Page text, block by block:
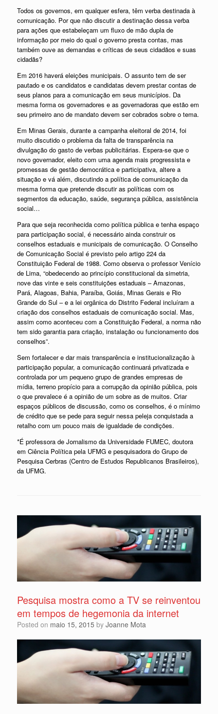
Todos os governos, em qualquer esfera, têm verba destinada à
comunicação. Por que não discutir a destinação dessa verba
para ações que estabeleçam um fluxo de mão dupla de
informação por meio do qual o governo presta contas, mas
também ouve as demandas e críticas de seus cidadãos e suas
cidadãs?
Em 2016 haverá eleições municipais. O assunto tem de ser
pautado e os candidatos e candidatas devem prestar contas de
seus planos para a comunicação em seus municípios. Da
mesma forma os governadores e as governadoras que estão em
seu primeiro ano de mandato devem ser cobrados sobre o tema.
Em Minas Gerais, durante a campanha eleitoral de 2014, foi
muito discutido o problema da falta de transparência na
divulgação do gasto de verbas publicitárias. Espera-se que o
novo governador, eleito com uma agenda mais progressista e
promessas de gestão democrática e participativa, altere a
situação e vá além, discutindo a política de comunicação da
mesma forma que pretende discutir as políticas com os
segmentos da educação, saúde, segurança pública, assistência
social…
Para que seja reconhecida como política pública e tenha espaço
para participação social, é necessário ainda construir os
conselhos estaduais e municipais de comunicação. O Conselho
de Comunicação Social é previsto pelo artigo 224 da
Constituição Federal de 1988. Como observa o professor Venício
de Lima, “obedecendo ao princípio constitucional da simetria,
nove das vinte e seis constituições estaduais – Amazonas,
Pará, Alagoas, Bahia, Paraíba, Goiás, Minas Gerais e Rio
Grande do Sul – e a lei orgânica do Distrito Federal incluíram a
criação dos conselhos estaduais de comunicação social. Mas,
assim como aconteceu com a Constituição Federal, a norma não
tem sido garantia para criação, instalação ou funcionamento dos
conselhos”.
Sem fortalecer e dar mais transparência e institucionalização à
participação popular, a comunicação continuará privatizada e
controlada por um pequeno grupo de grandes empresas de
mídia, terreno propício para a corrupção da opinião pública, pois
o que prevalece é a opinião de um sobre as de muitos. Criar
espaços públicos de discussão, como os conselhos, é o mínimo
de crédito que se pede para seguir nessa peleja conquistada a
retalho com um pouco mais de igualdade de condições.
*É professora de Jornalismo da Universidade FUMEC, doutora
em Ciência Política pela UFMG e pesquisadora do Grupo de
Pesquisa Cerbras (Centro de Estudos Republicanos Brasileiros),
da UFMG.
Pesquisa mostra como a TV se reinventou
em tempos de hegemonia da internet
Posted on maio 15, 2015 by Joanne Mota